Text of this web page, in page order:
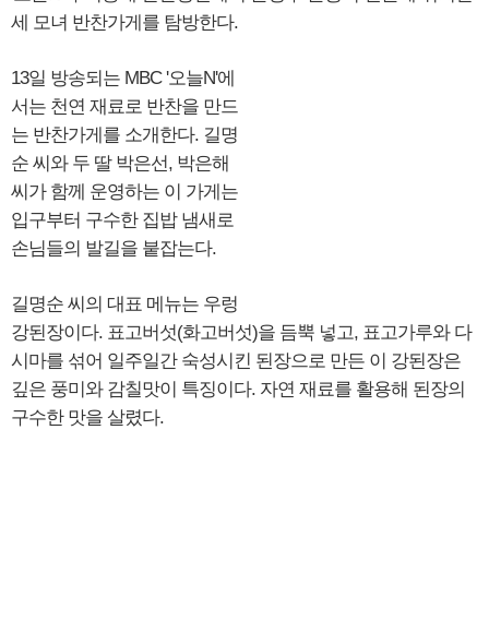
세 모녀 반찬가게를 탐방한다.
13일 방송되는 MBC '오늘N'에
서는 천연 재료로 반찬을 만드
는 반찬가게를 소개한다. 길명
순 씨와 두 딸 박은선, 박은해
씨가 함께 운영하는 이 가게는
입구부터 구수한 집밥 냄새로
손님들의 발길을 붙잡는다.
길명순 씨의 대표 메뉴는 우렁
강된장이다. 표고버섯(화고버섯)을 듬뿍 넣고, 표고가루와 다
시마를 섞어 일주일간 숙성시킨 된장으로 만든 이 강된장은
깊은 풍미와 감칠맛이 특징이다. 자연 재료를 활용해 된장의
구수한 맛을 살렸다.